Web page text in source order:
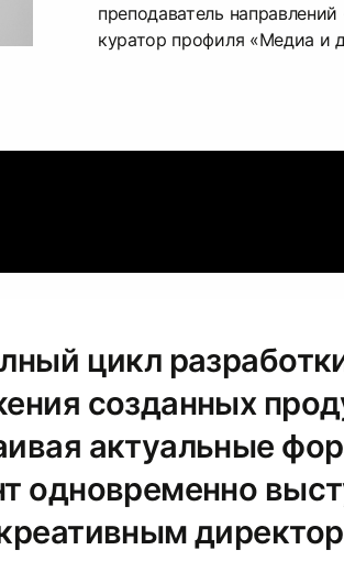
преподаватель
куратор профиля «Медиа и
цикл
созданных
актуальные
одновременно